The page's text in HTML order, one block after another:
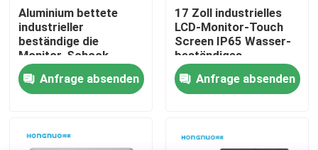
Kontakt
Nachrichten
Referenzen
Shopping Online
Aluminium bettete
industrieller
beständige die
Monitor-Schock-
beständige
Erschütterung ein
Anfrage absenden
17 Zoll industrielles
LCD-Monitor-Touch
Screen IP65 Wasser-
beständiges
Anfrage absenden